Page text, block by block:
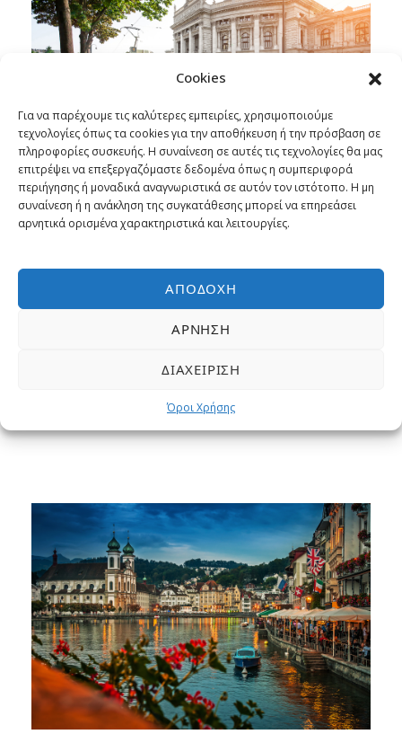
Cookies
Για να παρέχουμε τις καλύτερες εμπειρίες, χρησιμοποιούμε
τεχνολογίες όπως τα cookies για την αποθήκευση ή την πρόσβαση σε
πληροφορίες συσκευής. Η συναίνεση σε αυτές τις τεχνολογίες θα μας
επιτρέψει να επεξεργαζόμαστε δεδομένα όπως η συμπεριφορά
περιήγησης ή μοναδικά αναγνωριστικά σε αυτόν τον ιστότοπο. Η μη
συναίνεση ή η ανάκληση της συγκατάθεσης μπορεί να επηρεάσει
αρνητικά ορισμένα χαρακτηριστικά και λειτουργίες.
ΑΠΟΔΟΧΉ
ΆΡΝΗΣΗ
ΔΙΑΧΕΊΡΙΣΗ
Όροι Χρήσης
CRAS DAPIBUS ORNARE
Cras justo odio, dapibus ac facilisis in, egestas
eget quam. Nulla vitae elit libero, a pharetra
vestibulum at eros. Praesent commodo cursus
ullamcorper nulla non metus auctor fringilla.